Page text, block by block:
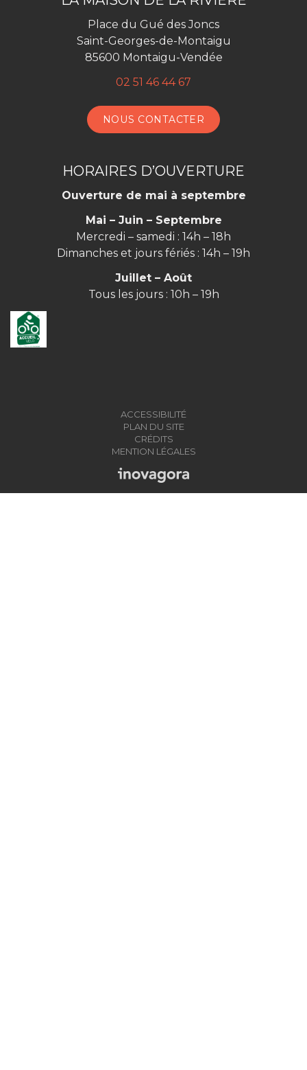
Facebook
Place du Gué des Joncs
Saint-Georges-de-Montaigu
85600 Montaigu-Vendée
02 51 46 44 67
NOUS CONTACTER
HORAIRES D’OUVERTURE
Ouverture de mai à septembre
Mai – Juin – Septembre
Mercredi – samedi : 14h – 18h
Dimanches et jours fériés : 14h – 19h
Juillet – Août
Tous les jours : 10h – 19h
ACCESSIBILITÉ
PLAN DU SITE
CRÉDITS
MENTION LÉGALES